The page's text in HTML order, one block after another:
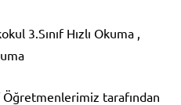
3.Sınıf Hızlı Okuma ,
Öğretmenlerimiz tarafından